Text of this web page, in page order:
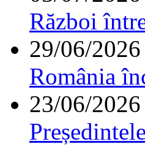
Război
29/06/
România
23/06/